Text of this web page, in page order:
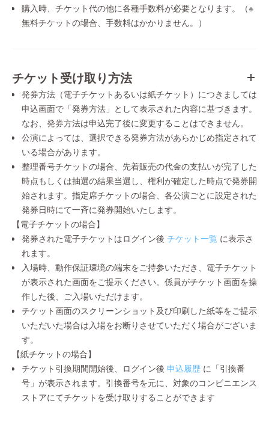
購入時、チケット代の他に各種手数料が必要となります。（※
無料チケットの場合、手数料はかかりません。）
チケット受け取り方法
発券方法（電子チケットあるいは紙チケット）につきましては
申込画面で「発券方法」として表示された内容に基づきます。
なお、発券方法は申込完了後に変更することはできません。
公演によっては、選択できる発券方法があらかじめ指定されて
いる場合があります。
整理番号チケットの場合、先着販売の代金の支払いが完了した
時点もしくは抽選の結果当選し、権利が確定した時点で発券開
始されます。指定席チケットの場合、各公演ごとに設定された
発券日時にて一斉に発券開始いたします。
【電子チケットの場合】
発券された電子チケットはログイン後 チケット一覧 に表示さ
れます。
入場時、動作保証環境の端末をご持参いただき、電子チケット
が表示された画面をご提示ください。係員がチケット画面を操
作した後、ご入場いただけます。
チケット画面のスクリーンショット及び印刷した紙等をご提示
いただいた場合は入場をお断りさせていただく場合がございま
す。
【紙チケットの場合】
チケット引換期間開始後、ログイン後 申込履歴 に「引換番
号」が表示されます。引換番号を元に、対象のコンビニエンス
ストアにてチケットを受け取りすることができます